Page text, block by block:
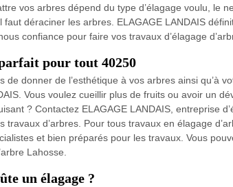
vos arbres dépend du type d’élagage voulu, le
faut déraciner les arbres. ELAGAGE LANDAIS
confiance pour faire vos travaux d’élagage
pour tout 40250
de donner de l’esthétique à vos arbres ainsi qu’à
Vous voulez cueillir plus de fruits ou avoir un
? Contactez ELAGAGE LANDAIS, entreprise
travaux d’arbres. Pour tous travaux en élagage
et bien préparés pour les travaux. Vous
Lahosse.
un élagage ?